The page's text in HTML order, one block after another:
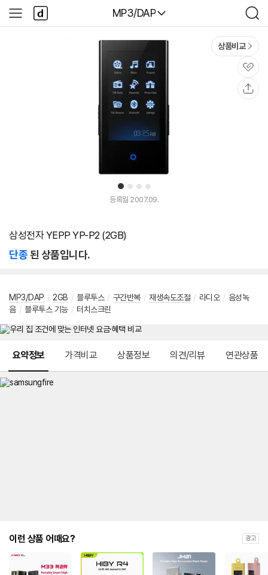
다나와
MP3/DAP
검
색
사
이
다
나
와
1 2 3 4
상품비교
관
심
등록월 2007.09.
삼성전자 YEPP YP-P2 (2GB)
단종된 상품입니다.
MP3/DAP / 2GB / 블루투스 / 구간반복 / 재생속도조절 / 라디오 / 음성녹
음 / 블루투스 기능 / 터치스크린
요약정보 가격비교 상품정보 의견/리뷰 연관상품
이런 상품 어때요? 광고